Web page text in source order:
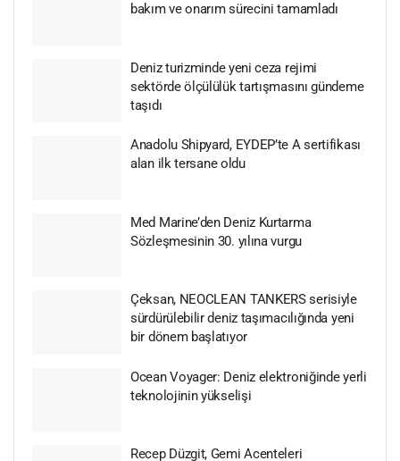
bakım ve onarım sürecini tamamladı
Deniz turizminde yeni ceza rejimi
sektörde ölçülülük tartışmasını gündeme
taşıdı
Anadolu Shipyard, EYDEP’te A sertifikası
alan ilk tersane oldu
Med Marine’den Deniz Kurtarma
Sözleşmesinin 30. yılına vurgu
Çeksan, NEOCLEAN TANKERS serisiyle
sürdürülebilir deniz taşımacılığında yeni
bir dönem başlatıyor
Ocean Voyager: Deniz elektroniğinde yerli
teknolojinin yükselişi
Recep Düzgit, Gemi Acenteleri